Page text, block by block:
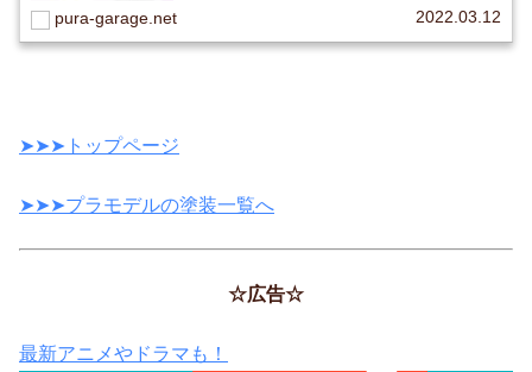
pura-garage.net 2022.03.12
➤➤➤トップページ
➤➤➤プラモデルの塗装一覧へ
☆広告☆
最新アニメやドラマも！